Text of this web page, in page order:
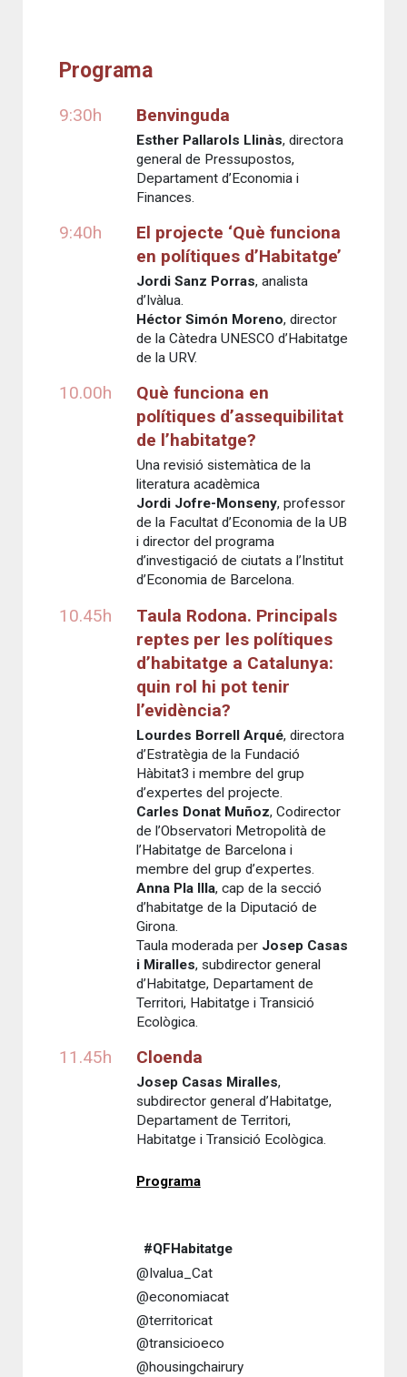
Programa
9:30h Benvinguda
Esther Pallarols Llinàs, directora
general de Pressupostos,
Departament d’Economia i
Finances.
9:40h
El projecte ‘Què funciona
en polítiques d’Habitatge’
Jordi Sanz Porras, analista
d’Ivàlua.
Héctor Simón Moreno, director
de la Càtedra UNESCO d’Habitatge
de la URV.
10.00h
Què funciona en
polítiques d’assequibilitat
de l’habitatge?
Una revisió sistemàtica de la
literatura acadèmica
Jordi Jofre-Monseny, professor
de la Facultat d’Economia de la UB
i director del programa
d’investigació de ciutats a l’Institut
d’Economia de Barcelona.
10.45h
Taula Rodona. Principals
reptes per les polítiques
d’habitatge a Catalunya:
quin rol hi pot tenir
l’evidència?
Lourdes Borrell Arqué, directora
d’Estratègia de la Fundació
Hàbitat3 i membre del grup
d’expertes del projecte.
Carles Donat Muñoz, Codirector
de l’Observatori Metropolità de
l’Habitatge de Barcelona i
membre del grup d’expertes.
Anna Pla Illa, cap de la secció
d’habitatge de la Diputació de
Girona.
Taula moderada per Josep Casas
i Miralles, subdirector general
d’Habitatge, Departament de
Territori, Habitatge i Transició
Ecològica.
11.45h Cloenda
Josep Casas Miralles,
subdirector general d’Habitatge,
Departament de Territori,
Habitatge i Transició Ecològica.
Programa
#QFHabitatge
@Ivalua_Cat
@economiacat
@territoricat
@transicioeco
@housingchairury